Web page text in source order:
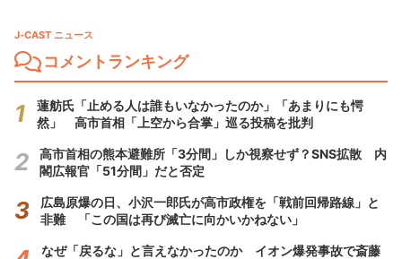
J-CAST ニュース
コメントランキング
蓮舫氏「止める人は誰もいなかったのか」「あまりにも愕
然」 高市首相「上空から合掌」巡る投稿を批判
高市首相の熊本避難所「3分間」しか視察せず？SNS拡散 内
閣広報官「51分間」だと否定
広島原爆の日、小沢一郎氏が高市政権を「戦前回帰路線」と
非難 「この国は再び滅亡に向かいかねない」
なぜ「戻るな」と言えなかったのか イオン爆発事故で斎藤